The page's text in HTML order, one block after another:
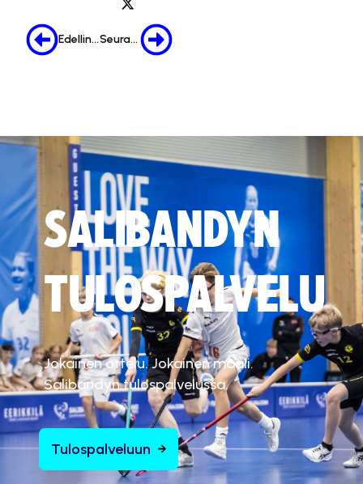
Edellinen Seuraava
SALIBANDYN
TULOSPALVELU
Jokainen ottelu. Jokainen maali.
Salibandyn tulospalvelussa.
Tulospalveluun